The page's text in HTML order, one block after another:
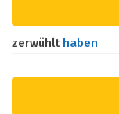
zerwühlt haben